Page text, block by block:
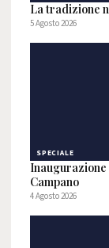
La tradizione
5 Agosto 2026
SPECIALE
Campano
4 Agosto 2026